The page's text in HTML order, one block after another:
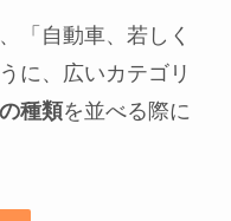
「自動車、若しく
に、広いカテゴリ
種類を並べる際に